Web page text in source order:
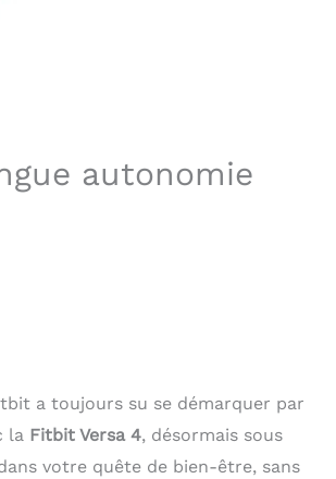
autonomie
a toujours su se démarquer par
la Fitbit Versa 4, désormais sous
votre quête de bien-être, sans